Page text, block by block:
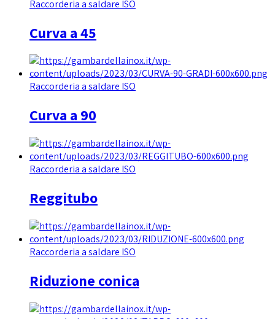
Raccorderia a saldare ISO
Curva a 45
Raccorderia a saldare ISO
Curva a 90
Raccorderia a saldare ISO
Reggitubo
Raccorderia a saldare ISO
Riduzione conica